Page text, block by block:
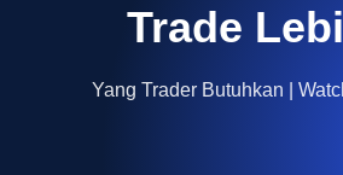
Trade
Yang Trader Butuhkan |